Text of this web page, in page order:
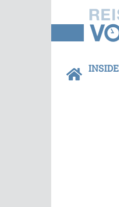
INSIDE